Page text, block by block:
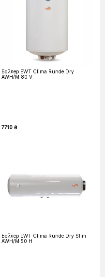
Бойлер EWT Clima Runde Dry
AWH/M 80 V
7710 ₴
Бойлер EWT Clima Runde Dry Slim
AWH/M 50 H